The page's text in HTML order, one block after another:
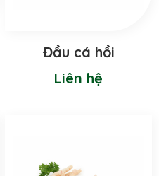
Đầu cá hồi
Liên hệ